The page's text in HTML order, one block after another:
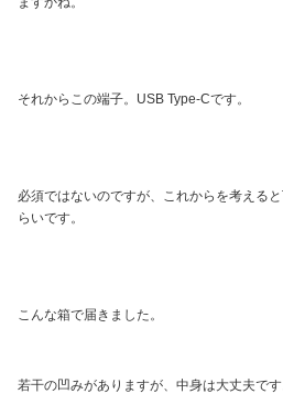
それからこの端子。USB Type-Cです。
必須ではないのですが、これからを考える
らいです。
こんな箱で届きました。
若干の凹みがありますが、中身は大丈夫です